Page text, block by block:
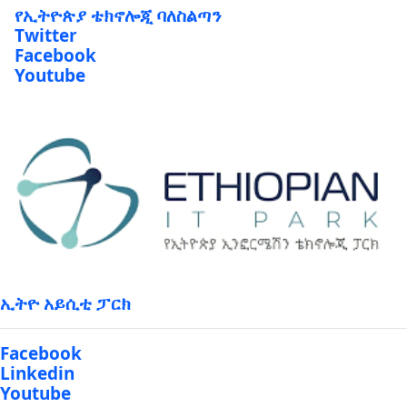
የኢትዮጵያ ቴክኖሎጂ ባለስልጣን
Twitter
Facebook
Youtube
ኢትዮ አይሲቲ ፓርክ
Facebook
Linkedin
Youtube